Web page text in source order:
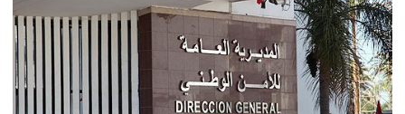
حوادث
دولية
المرأة